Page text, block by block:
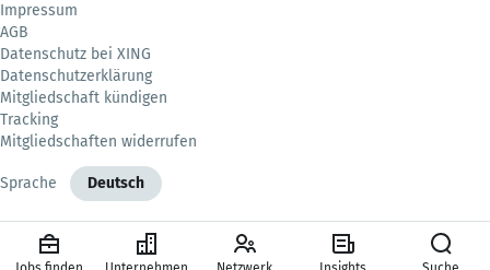
Impressum
AGB
Datenschutz bei XING
Datenschutzerklärung
Mitgliedschaft kündigen
Tracking
Mitgliedschaften widerrufen
Sprache Deutsch